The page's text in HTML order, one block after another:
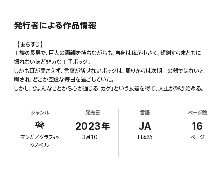
発行者による作品情報
【あらすじ】
王族の長男で、巨人の両親を持ちながらも、自身は体が小さく、短剣すらまともに
振れないほど非力な王子ボッジ。
しかも耳が聞こえず、言葉が話せないボッジは、周りからは次期王の器ではないと
噂され、どこか空虚な毎日を過ごしていた。
しかし、ひょんなことから心が通じる「カゲ」という友達を得て、人生が輝き始める。
ジャンル
マンガ／グラフィッ
クノベル
発売日
2023年
3月10日
言語
JA
日本語
ページ数
16
ページ